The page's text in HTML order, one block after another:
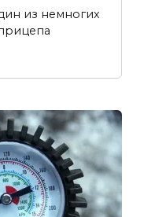
из немногих